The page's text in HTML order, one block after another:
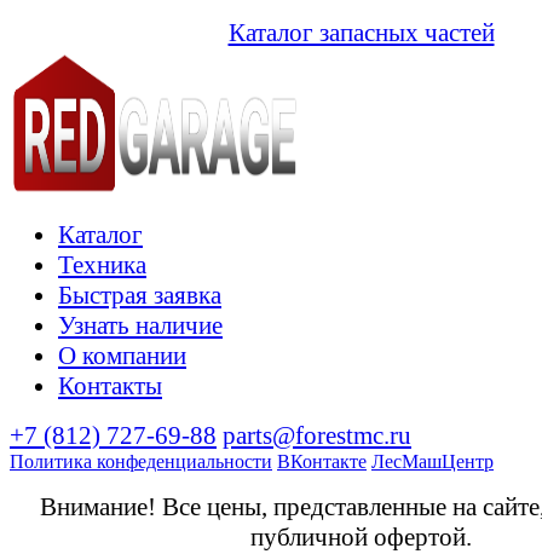
Каталог запасных частей
Каталог
Техника
Быстрая заявка
Узнать наличие
О компании
Контакты
+7 (812) 727-69-88 parts@forestmc.ru
Политика конфеденциальности ВКонтакте ЛесМашЦентр
Внимание! Все цены, представленные на
публичной офертой.